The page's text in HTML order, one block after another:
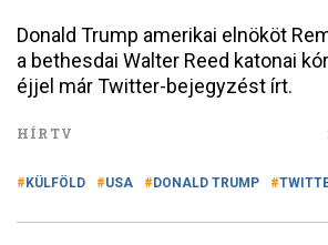
Donald Trump amerikai elnököt
a bethesdai Walter Reed katonai
éjjel már Twitter-bejegyzést írt.
HÍRTV
KÜLFÖLD USA DONALD TRUMP